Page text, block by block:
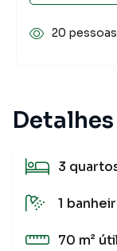
3
1
70 m² útil
20